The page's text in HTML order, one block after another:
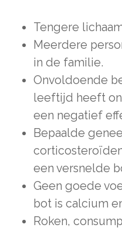
Tengere
Meerdere
in de familie.
Onvoldoende
leeftijd heeft
een negatief
Bepaalde
een versnelde
Geen goede
bot is calcium
Roken,